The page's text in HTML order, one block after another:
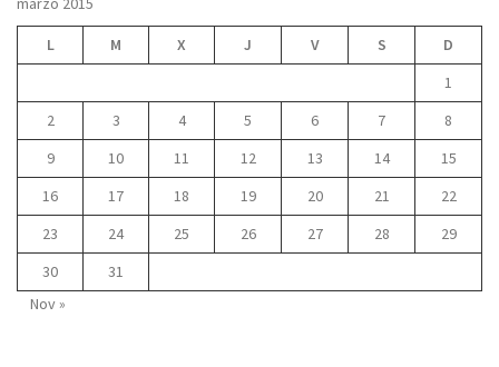
L M X J V S
D
1
2
3 4 5 6 7
8
9
10 11 12 13 14
15
16
17 18 19 20 21
22
23
24 25 26 27 28
29
30
31
Nov »